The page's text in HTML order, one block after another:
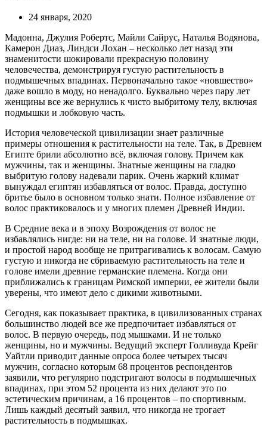
24 января, 2020
Мадонна, Джулия Робертс, Майли Сайрус, Наталья Водянова,
Камерон Диаз, Линдси Лохан – несколько лет назад эти
знаменитости шокировали прекрасную половину
человечества, демонстрируя густую растительность в
подмышечных впадинах. Первоначально такое «новшество»
даже вошло в моду, но ненадолго. Буквально через пару лет
женщины все же вернулись к чисто выбритому телу, включая
подмышки и лобковую часть.
История человеческой цивилизации знает различные
примеры отношения к растительности на теле. Так, в Древнем
Египте брили абсолютно всё, включая голову. Причем как
мужчины, так и женщины. Знатные женщины на гладко
выбритую голову надевали парик. Очень жаркий климат
вынуждал египтян избавляться от волос. Правда, доступно
бритье было в основном только знати. Полное избавление от
волос практиковалось и у многих племен Древней Индии.
В Средние века и в эпоху Возрождения от волос не
избавлялись нигде: ни на теле, ни на голове. И знатные люди,
и простой народ вообще не притрагивались к волосам. Самую
густую и никогда не сбриваемую растительность на теле и
голове имели древние германские племена. Когда они
приближались к границам Римской империи, ее жители были
уверены, что имеют дело с дикими животными.
Сегодня, как показывает практика, в цивилизованных странах
большинство людей все же предпочитает избавляться от
волос. В первую очередь, под мышками. И не только
женщины, но и мужчины. Ведущий эксперт Голливуда Крейг
Уайтли приводит данные опроса более четырех тысяч
мужчин, согласно которым 68 процентов респондентов
заявили, что регулярно подстригают волосы в подмышечных
впадинах, при этом 52 процента из них делают это по
эстетическим причинам, а 16 процентов – по спортивным.
Лишь каждый десятый заявил, что никогда не трогает
растительность в подмышках.